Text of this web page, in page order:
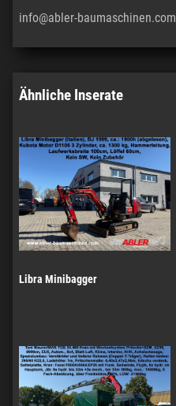
info@abler-baumaschinen.com
Ähnliche Inserate
Libra Minibagger